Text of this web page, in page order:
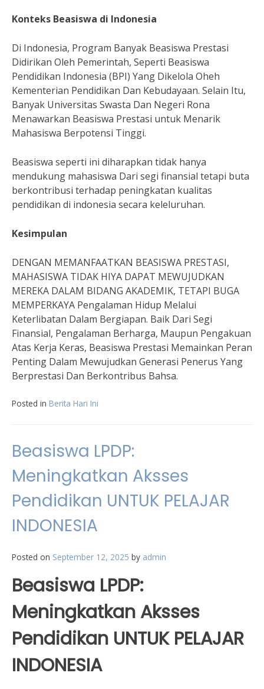
Konteks Beasiswa di Indonesia
Di Indonesia, Program Banyak Beasiswa Prestasi
Didirikan Oleh Pemerintah, Seperti Beasiswa
Pendidikan Indonesia (BPI) Yang Dikelola Oheh
Kementerian Pendidikan Dan Kebudayaan. Selain Itu,
Banyak Universitas Swasta Dan Negeri Rona
Menawarkan Beasiswa Prestasi untuk Menarik
Mahasiswa Berpotensi Tinggi.
Beasiswa seperti ini diharapkan tidak hanya
mendukung mahasiswa Dari segi finansial tetapi buta
berkontribusi terhadap peningkatan kualitas
pendidikan di indonesia secara keleluruhan.
Kesimpulan
DENGAN MEMANFAATKAN BEASISWA PRESTASI,
MAHASISWA TIDAK HIYA DAPAT MEWUJUDKAN
MEREKA DALAM BIDANG AKADEMIK, TETAPI BUGA
MEMPERKAYA Pengalaman Hidup Melalui
Keterlibatan Dalam Bergiapan. Baik Dari Segi
Finansial, Pengalaman Berharga, Maupun Pengakuan
Atas Kerja Keras, Beasiswa Prestasi Memainkan Peran
Penting Dalam Mewujudkan Generasi Penerus Yang
Berprestasi Dan Berkontribus Bahsa.
Posted in Berita Hari Ini
Beasiswa LPDP:
Meningkatkan Aksses
Pendidikan UNTUK PELAJAR
INDONESIA
Posted on September 12, 2025 by admin
Beasiswa LPDP:
Meningkatkan Aksses
Pendidikan UNTUK PELAJAR
INDONESIA